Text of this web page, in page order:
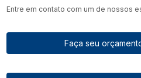
Entre em contato com um de nossos
Faça seu